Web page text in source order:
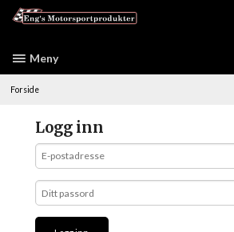
Meny
Forside
Logg inn